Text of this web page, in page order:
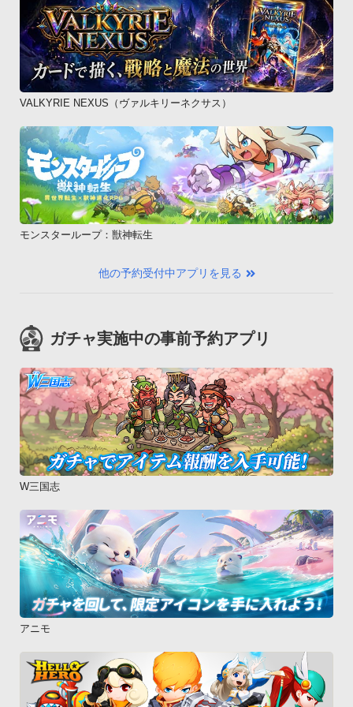
VALKYRIE NEXUS（ヴァルキリーネクサス）
モンスターループ：獣神転生
他の予約受付中アプリを見る
ガチャ実施中の事前予約アプリ
W三国志
アニモ